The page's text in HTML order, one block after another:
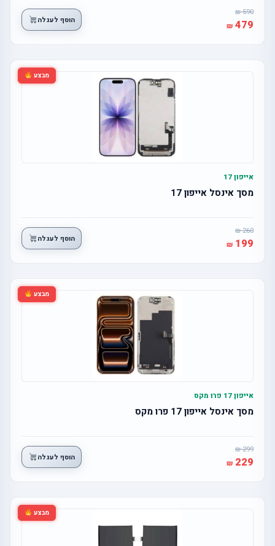
590
479 הוסף לעגלה
מבצע
אייפון 17
מסך אינסל אייפון 17
260
199 הוסף לעגלה
מבצע
אייפון 17 פרו מקס
מסך אינסל אייפון 17 פרו מקס
299
229 הוסף לעגלה
מבצע